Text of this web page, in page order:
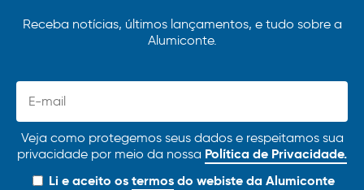
Receba notícias, últimos lançamentos, e tudo sobre a
Alumiconte.
Veja como protegemos seus dados e respeitamos sua
privacidade por meio da nossa Política de Privacidade.
Li e aceito ostermosdo webiste da Alumiconte